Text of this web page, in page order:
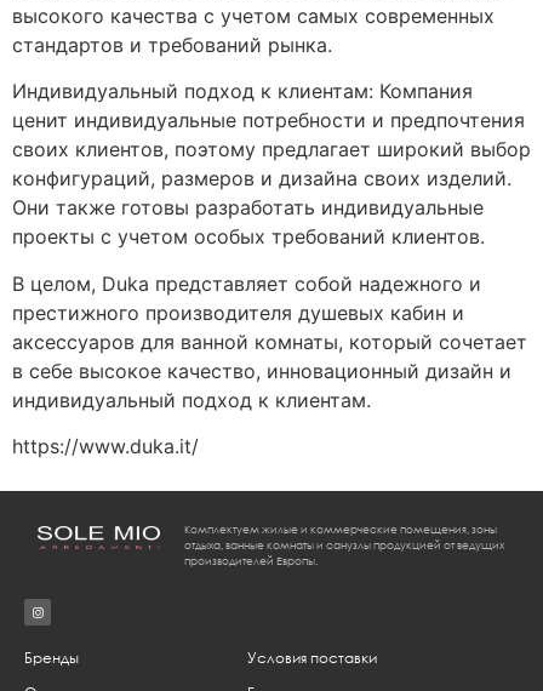
высокого качества с учетом самых современных
стандартов и требований рынка.
Индивидуальный подход к клиентам: Компания
ценит индивидуальные потребности и предпочтения
своих клиентов, поэтому предлагает широкий выбор
конфигураций, размеров и дизайна своих изделий.
Они также готовы разработать индивидуальные
проекты с учетом особых требований клиентов.
В целом, Duka представляет собой надежного и
престижного производителя душевых кабин и
аксессуаров для ванной комнаты, который сочетает
в себе высокое качество, инновационный дизайн и
индивидуальный подход к клиентам.
https://www.duka.it/
Комплектуем жилые и коммерческие помещения, зоны
отдыха, ванные комнаты и санузлы продукцией от ведущих
производителей Европы.
Бренды
Условия поставки